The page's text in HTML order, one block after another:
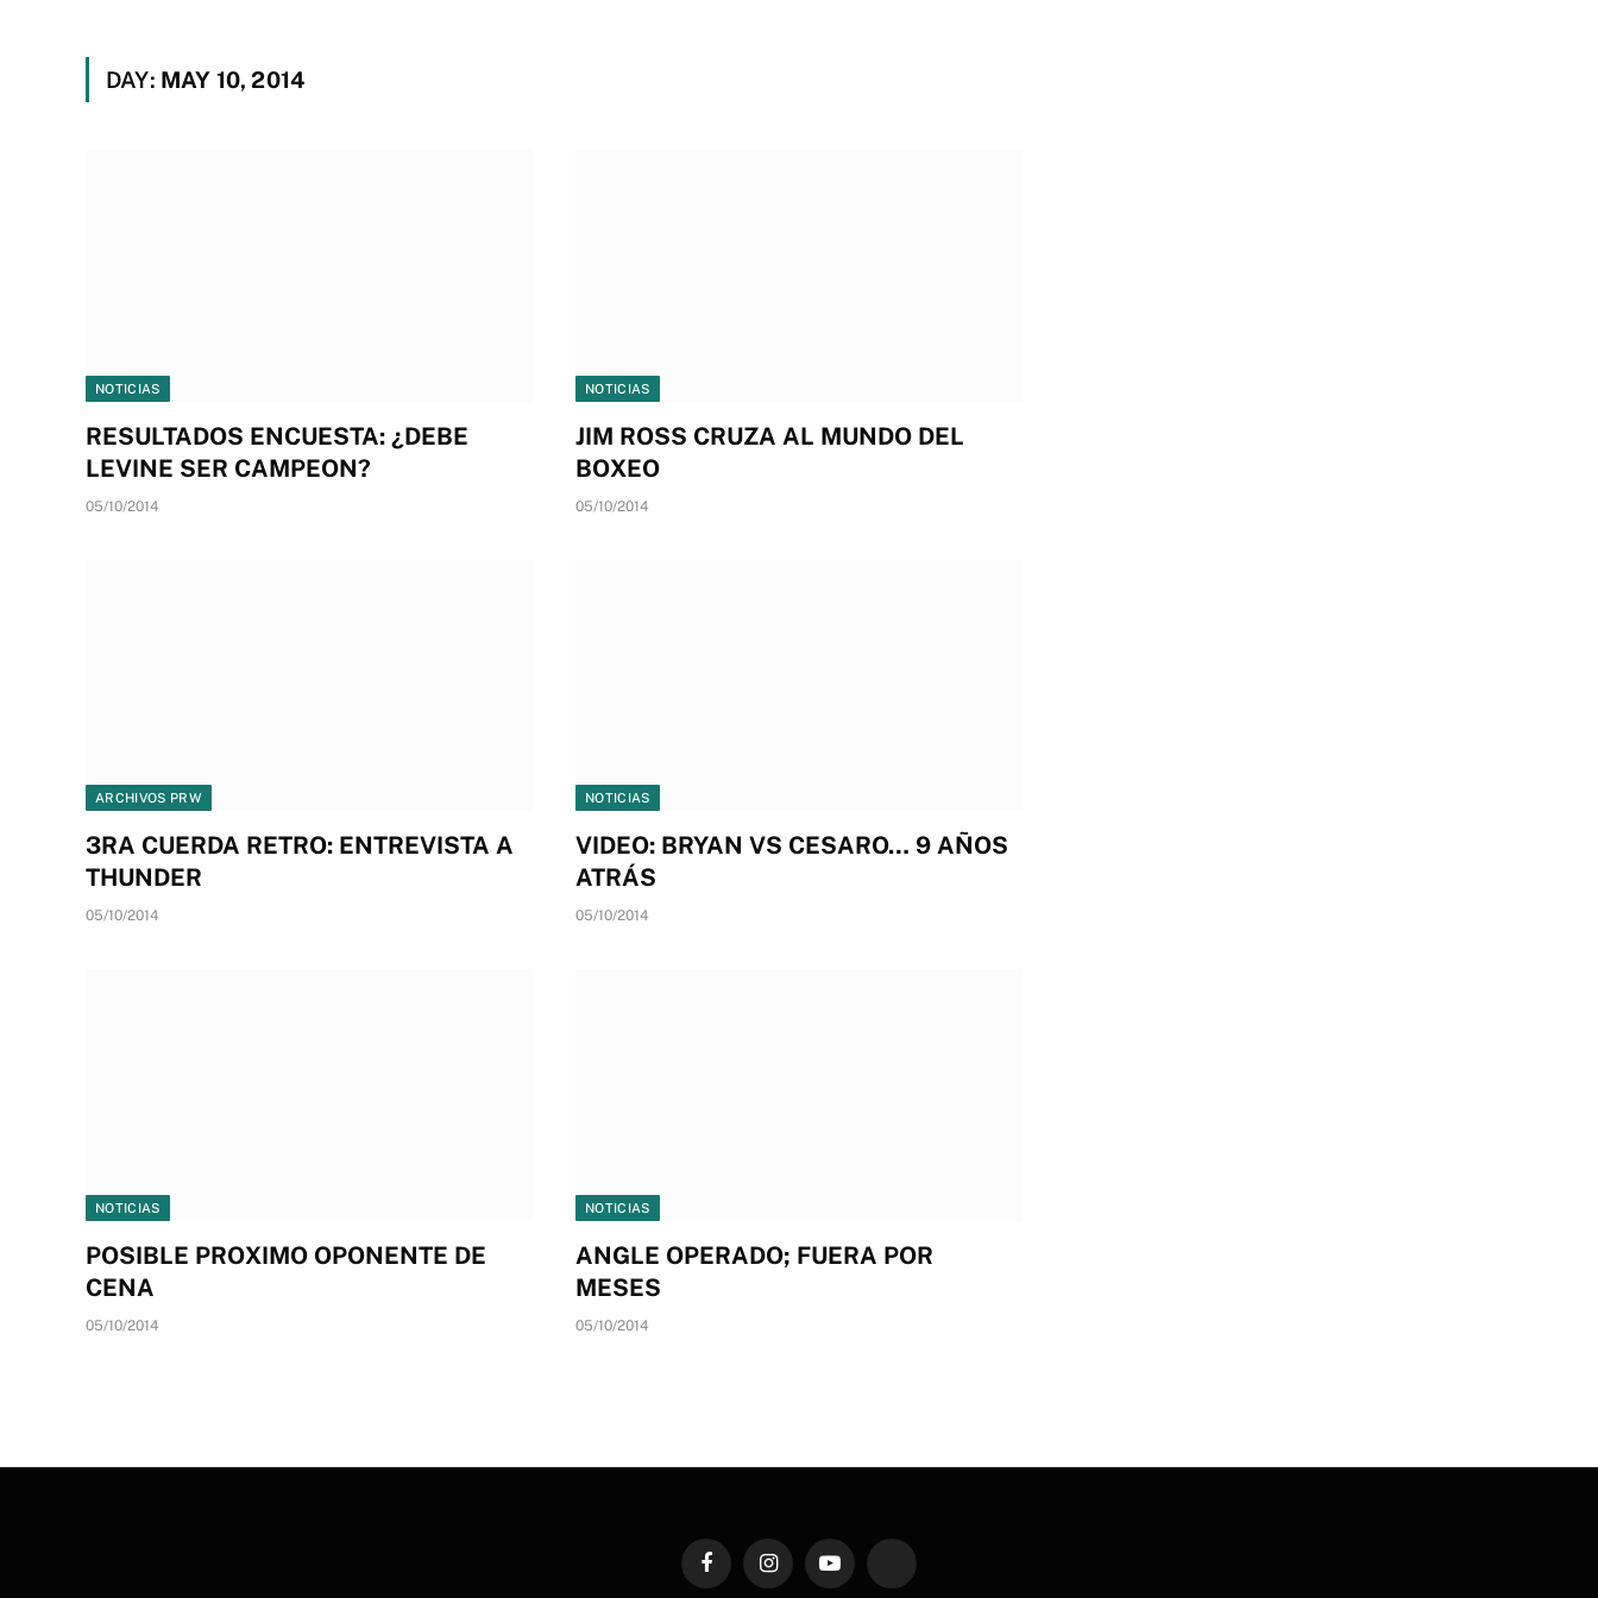
DAY: MAY 10, 2014
NOTICIAS
RESULTADOS ENCUESTA: ¿DEBE
LEVINE SER CAMPEON?
05/10/2014
NOTICIAS
JIM ROSS CRUZA AL MUNDO DEL
BOXEO
05/10/2014
ARCHIVOS PRW
3RA CUERDA RETRO: ENTREVISTA A
THUNDER
05/10/2014
NOTICIAS
VIDEO: BRYAN VS CESARO… 9 AÑOS
ATRÁS
05/10/2014
NOTICIAS
POSIBLE PROXIMO OPONENTE DE
CENA
05/10/2014
NOTICIAS
ANGLE OPERADO; FUERA POR
MESES
05/10/2014
FacebookInstagramYouTube TikTok